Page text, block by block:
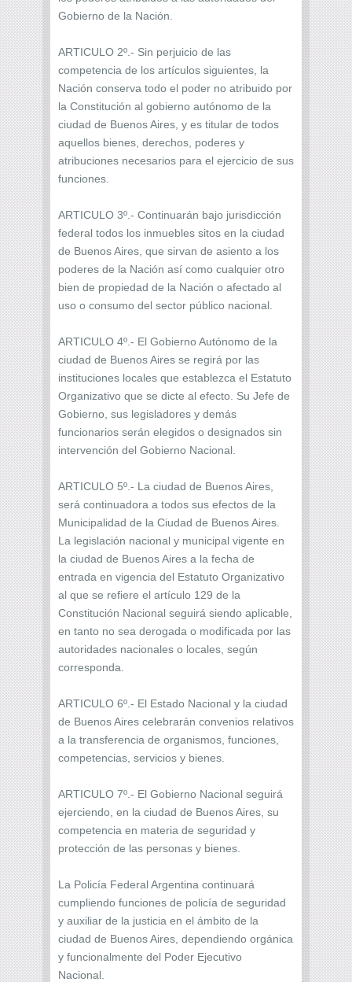
Gobierno de la Nación.
ARTICULO 2º.- Sin perjuicio de las
competencia de los artículos siguientes, la
Nación conserva todo el poder no atribuido por
la Constitución al gobierno autónomo de la
ciudad de Buenos Aires, y es titular de todos
aquellos bienes, derechos, poderes y
atribuciones necesarios para el ejercicio de sus
funciones.
ARTICULO 3º.- Continuarán bajo jurisdicción
federal todos los inmuebles sitos en la ciudad
de Buenos Aires, que sirvan de asiento a los
poderes de la Nación así como cualquier otro
bien de propiedad de la Nación o afectado al
uso o consumo del sector público nacional.
ARTICULO 4º.- El Gobierno Autónomo de la
ciudad de Buenos Aires se regirá por las
instituciones locales que establezca el Estatuto
Organizativo que se dicte al efecto. Su Jefe de
Gobierno, sus legisladores y demás
funcionarios serán elegidos o designados sin
intervención del Gobierno Nacional.
ARTICULO 5º.- La ciudad de Buenos Aires,
será continuadora a todos sus efectos de la
Municipalidad de la Ciudad de Buenos Aires.
La legislación nacional y municipal vigente en
la ciudad de Buenos Aires a la fecha de
entrada en vigencia del Estatuto Organizativo
al que se refiere el artículo 129 de la
Constitución Nacional seguirá siendo aplicable,
en tanto no sea derogada o modificada por las
autoridades nacionales o locales, según
corresponda.
ARTICULO 6º.- El Estado Nacional y la ciudad
de Buenos Aires celebrarán convenios relativos
a la transferencia de organismos, funciones,
competencias, servicios y bienes.
ARTICULO 7º.- El Gobierno Nacional seguirá
ejerciendo, en la ciudad de Buenos Aires, su
competencia en materia de seguridad y
protección de las personas y bienes.
La Policía Federal Argentina continuará
cumpliendo funciones de policía de seguridad
y auxiliar de la justicia en el ámbito de la
ciudad de Buenos Aires, dependiendo orgánica
y funcionalmente del Poder Ejecutivo
Nacional.